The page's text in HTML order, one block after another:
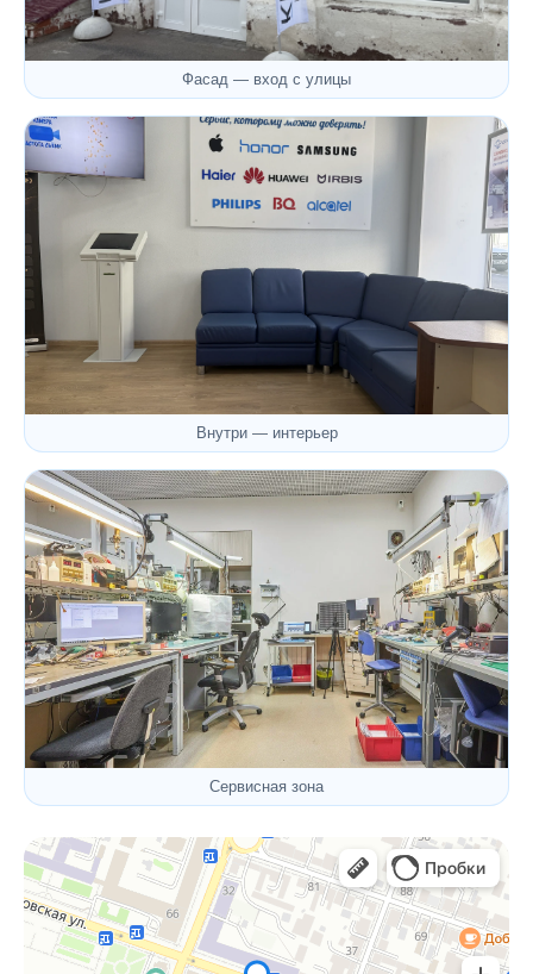
Фасад — вход с улицы
Внутри — интерьер
Сервисная зона